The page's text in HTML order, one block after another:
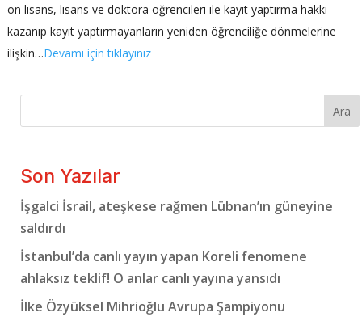
ön lisans, lisans ve doktora öğrencileri ile kayıt yaptırma hakkı
kazanıp kayıt yaptırmayanların yeniden öğrenciliğe dönmelerine
ilişkin…Devamı için tıklayınız
Ara
Son Yazılar
İşgalci İsrail, ateşkese rağmen Lübnan’ın güneyine
saldırdı
İstanbul’da canlı yayın yapan Koreli fenomene
ahlaksız teklif! O anlar canlı yayına yansıdı
İlke Özyüksel Mihrioğlu Avrupa Şampiyonu